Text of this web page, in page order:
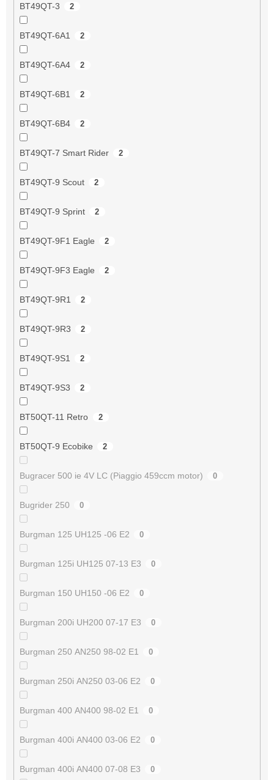
BT49QT-3 2
BT49QT-6A1 2
BT49QT-6A4 2
BT49QT-6B1 2
BT49QT-6B4 2
BT49QT-7 Smart Rider 2
BT49QT-9 Scout 2
BT49QT-9 Sprint 2
BT49QT-9F1 Eagle 2
BT49QT-9F3 Eagle 2
BT49QT-9R1 2
BT49QT-9R3 2
BT49QT-9S1 2
BT49QT-9S3 2
BT50QT-11 Retro 2
BT50QT-9 Ecobike 2
Bugracer 500 ie 4V LC (Piaggio 459ccm motor) 0
Bugrider 250 0
Burgman 125 UH125 -06 E2 0
Burgman 125i UH125 07-13 E3 0
Burgman 150 UH150 -06 E2 0
Burgman 200i UH200 07-17 E3 0
Burgman 250 AN250 98-02 E1 0
Burgman 250i AN250 03-06 E2 0
Burgman 400 AN400 98-02 E1 0
Burgman 400i AN400 03-06 E2 0
Burgman 400i AN400 07-08 E3 0